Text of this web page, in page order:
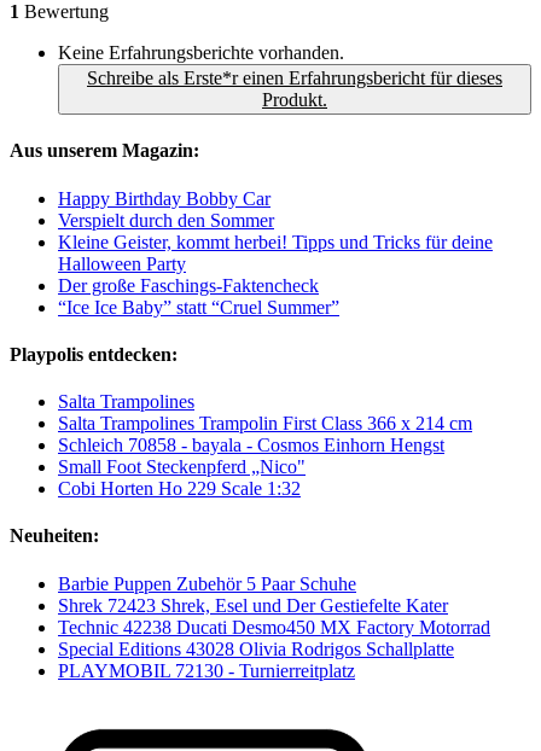
1 Bewertung
Keine Erfahrungsberichte vorhanden.
Schreibe als Erste*r einen Erfahrungsbericht für dieses
Produkt.
Aus unserem Magazin:
Happy Birthday Bobby Car
Verspielt durch den Sommer
Kleine Geister, kommt herbei! Tipps und Tricks für deine
Halloween Party
Der große Faschings-Faktencheck
“Ice Ice Baby” statt “Cruel Summer”
Playpolis entdecken:
Salta Trampolines
Salta Trampolines Trampolin First Class 366 x 214 cm
Schleich 70858 - bayala - Cosmos Einhorn Hengst
Small Foot Steckenpferd „Nico"
Cobi Horten Ho 229 Scale 1:32
Neuheiten:
Barbie Puppen Zubehör 5 Paar Schuhe
Shrek 72423 Shrek, Esel und Der Gestiefelte Kater
Technic 42238 Ducati Desmo450 MX Factory Motorrad
Special Editions 43028 Olivia Rodrigos Schallplatte
PLAYMOBIL 72130 - Turnierreitplatz